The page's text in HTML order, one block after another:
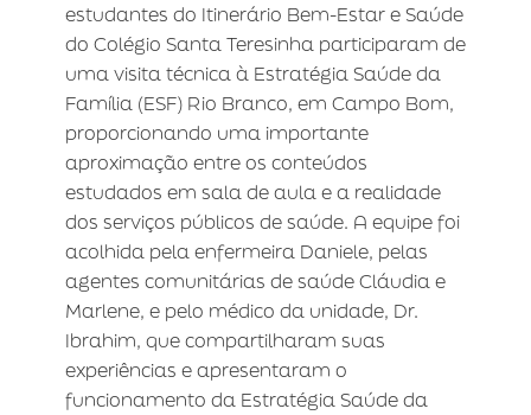
estudantes do Itinerário Bem-Estar e Saúde
do Colégio Santa Teresinha participaram de
uma visita técnica à Estratégia Saúde da
Família (ESF) Rio Branco, em Campo Bom,
proporcionando uma importante
aproximação entre os conteúdos
estudados em sala de aula e a realidade
dos serviços públicos de saúde. A equipe foi
acolhida pela enfermeira Daniele, pelas
agentes comunitárias de saúde Cláudia e
Marlene, e pelo médico da unidade, Dr.
Ibrahim, que compartilharam suas
experiências e apresentaram o
funcionamento da Estratégia Saúde da